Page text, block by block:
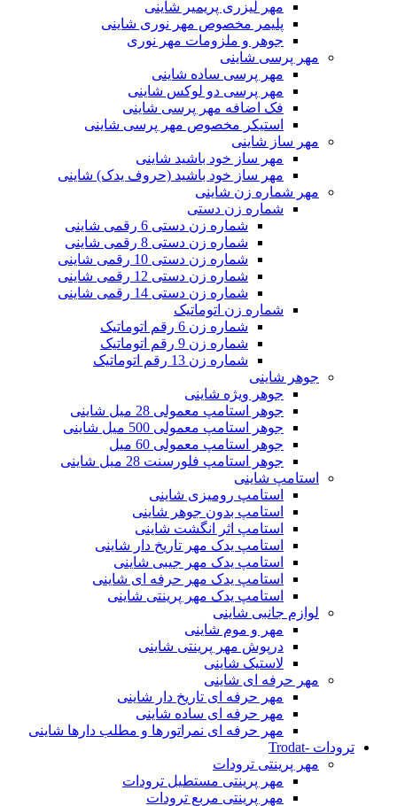
مهر لیزری پریمیر شاینی
پلیمر مخصوص مهر نوری شاینی
جوهر و ملزومات مهر نوری
مهر پرسی شاینی
مهر پرسی ساده شاینی
مهر پرسی دو لوکس شاینی
فک اضافه مهر پرسی شاینی
استیکر مخصوص مهر پرسی شاینی
مهر ساز شاینی
مهر ساز خود باشید شاینی
مهر ساز خود باشید (حروف یدک) شاینی
مهر شماره زن شاینی
شماره زن دستی
شماره زن دستی 6 رقمی شاینی
شماره زن دستی 8 رقمی شاینی
شماره زن دستی 10 رقمی شاینی
شماره زن دستی 12 رقمی شاینی
شماره زن دستی 14 رقمی شاینی
شماره زن اتوماتیک
شماره زن 6 رقم اتوماتیک
شماره زن 9 رقم اتوماتیک
شماره زن 13 رقم اتوماتیک
جوهر شاینی
جوهر ویژه شاینی
جوهر استامپ معمولی 28 میل شاینی
جوهر استامپ معمولی 500 میل شاینی
جوهر استامپ معمولی 60 میل
جوهر استامپ فلورسنت 28 میل شاینی
استامپ شاینی
استامپ رومیزی شاینی
استامپ بدون جوهر شاینی
استامپ اثر انگشت شاینی
استامپ یدک مهر تاریخ دار شاینی
استامپ یدک مهر جیبی شاینی
استامپ یدک مهر حرفه ای شاینی
استامپ یدک مهر پرینتی شاینی
لوازم جانبی شاینی
مهر و موم شاینی
درپوش مهر پرینتی شاینی
لاستیک شاینی
مهر حرفه ای شاینی
مهر حرفه ای تاریخ دار شاینی
مهر حرفه ای ساده شاینی
مهر حرفه ای نمراتورها و مطلب دارها شاینی
ترودات -Trodat
مهر پرینتی ترودات
مهر پرینتی مستطیل ترودات
مهر پرینتی مربع ترودات